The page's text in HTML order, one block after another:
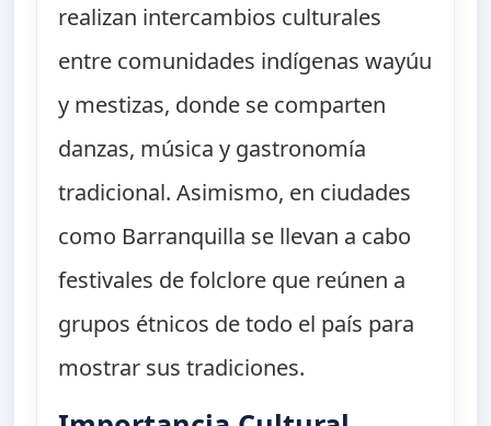
realizan intercambios culturales
entre comunidades indígenas wayúu
y mestizas, donde se comparten
danzas, música y gastronomía
tradicional. Asimismo, en ciudades
como Barranquilla se llevan a cabo
festivales de folclore que reúnen a
grupos étnicos de todo el país para
mostrar sus tradiciones.